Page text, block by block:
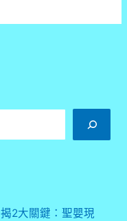
2大關鍵：聖嬰現